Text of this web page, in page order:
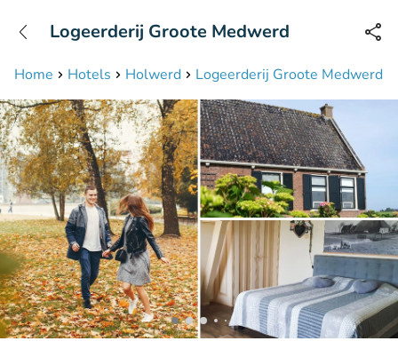
Disponible jusqu'à 23:00 heures
Home Hotels Holwerd Logeerderij Groote Medwerd
Logeerderij Groote Medwerd